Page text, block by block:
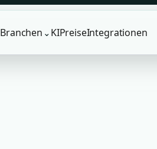
Branchen ⌄ KIPreiseIntegrationen